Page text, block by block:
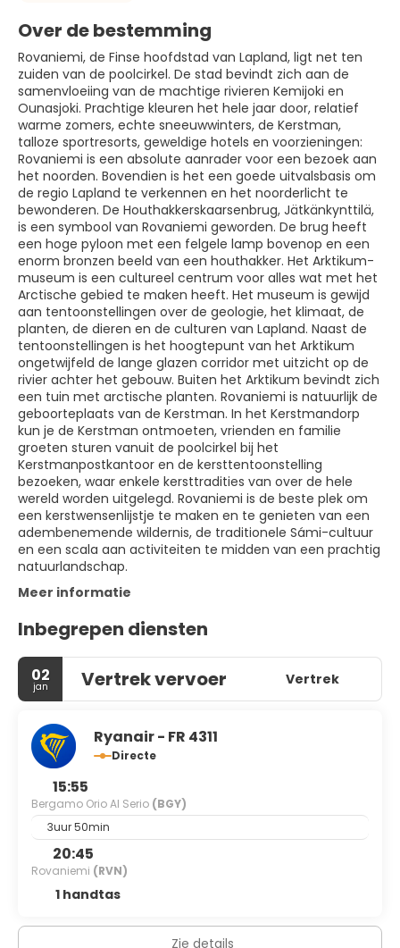
Over de bestemming
Rovaniemi, de Finse hoofdstad van Lapland, ligt net ten
zuiden van de poolcirkel. De stad bevindt zich aan de
samenvloeiing van de machtige rivieren Kemijoki en
Ounasjoki. Prachtige kleuren het hele jaar door, relatief
warme zomers, echte sneeuwwinters, de Kerstman,
talloze sportresorts, geweldige hotels en voorzieningen:
Rovaniemi is een absolute aanrader voor een bezoek aan
het noorden. Bovendien is het een goede uitvalsbasis om
de regio Lapland te verkennen en het noorderlicht te
bewonderen. De Houthakkerskaarsenbrug, Jätkänkynttilä,
is een symbool van Rovaniemi geworden. De brug heeft
een hoge pyloon met een felgele lamp bovenop en een
enorm bronzen beeld van een houthakker. Het Arktikum-
museum is een cultureel centrum voor alles wat met het
Arctische gebied te maken heeft. Het museum is gewijd
aan tentoonstellingen over de geologie, het klimaat, de
planten, de dieren en de culturen van Lapland. Naast de
tentoonstellingen is het hoogtepunt van het Arktikum
ongetwijfeld de lange glazen corridor met uitzicht op de
rivier achter het gebouw. Buiten het Arktikum bevindt zich
een tuin met arctische planten. Rovaniemi is natuurlijk de
geboorteplaats van de Kerstman. In het Kerstmandorp
kun je de Kerstman ontmoeten, vrienden en familie
groeten sturen vanuit de poolcirkel bij het
Kerstmanpostkantoor en de kersttentoonstelling
bezoeken, waar enkele kersttradities van over de hele
wereld worden uitgelegd. Rovaniemi is de beste plek om
een kerstwensenlijstje te maken en te genieten van een
adembenemende wildernis, de traditionele Sámi-cultuur
en een scala aan activiteiten te midden van een prachtig
natuurlandschap.
Meer informatie
Inbegrepen diensten
02
jan Vertrek vervoer Vertrek
Ryanair - FR 4311
Directe
15:55
Bergamo Orio Al Serio (BGY)
3uur 50min
20:45
Rovaniemi (RVN)
1 handtas
Zie details